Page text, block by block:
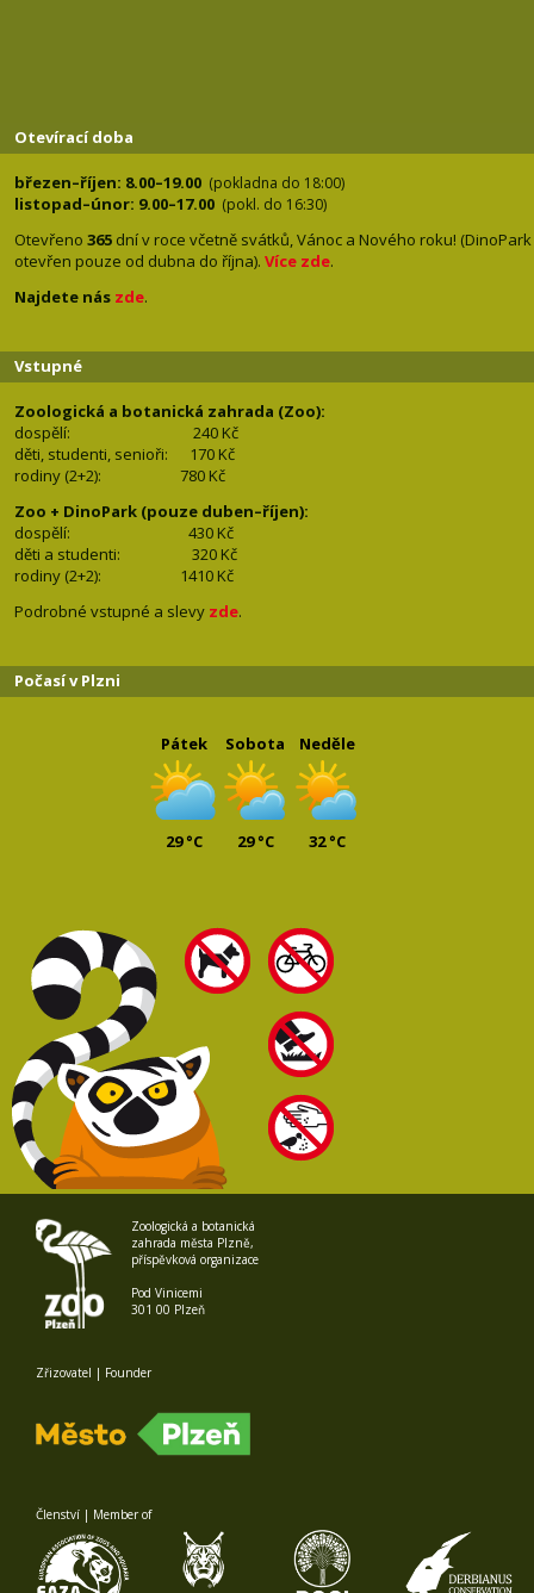
Otevírací doba
březen–říjen: 8.00–19.00 (pokladna do 18:00)
listopad–únor: 9.00–17.00 (pokl. do 16:30)
Otevřeno 365 dní v roce včetně svátků, Vánoc a Nového roku! (DinoPark
otevřen pouze od dubna do října). Více zde.
Najdete nás zde.
Vstupné
Zoologická a botanická zahrada (Zoo):
dospělí:
240 Kč
děti, studenti, senioři: 170 Kč
rodiny (2+2): 780 Kč
Zoo + DinoPark (pouze duben–říjen):
dospělí: 430 Kč
děti a studenti: 320 Kč
rodiny (2+2): 1410 Kč
Podrobné vstupné a slevy zde.
Počasí v Plzni
Pátek
29 °C
Sobota
29 °C
Neděle
32 °C
Zoologická a botanická
zahrada města Plzně,
příspěvková organizace
Pod Vinicemi
301 00 Plzeň
Zřizovatel | Founder
Členství | Member of